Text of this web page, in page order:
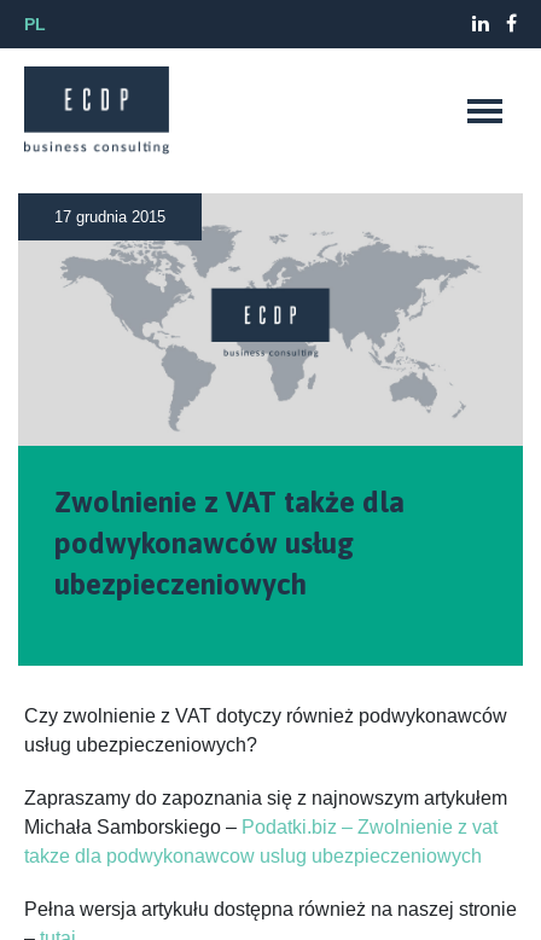
PL
17 grudnia 2015
Zwolnienie z VAT także dla
podwykonawców usług
ubezpieczeniowych
Czy zwolnienie z VAT dotyczy również podwykonawców
usług ubezpieczeniowych?
Zapraszamy do zapoznania się z najnowszym artykułem
Michała Samborskiego – Podatki.biz – Zwolnienie z vat
takze dla podwykonawcow uslug ubezpieczeniowych
Pełna wersja artykułu dostępna również na naszej stronie